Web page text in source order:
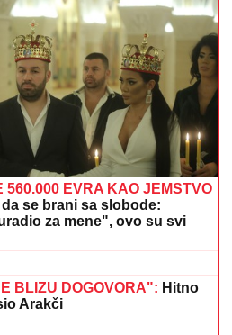
Ovako se Đanijev sin
niko ne gleda, Minja objavila
jedan detalj jasno otkriva u
POSETILA RODNO
NA KOSOVU Pokazala kuću u
a malo ko zna da je
radila kao NASTAVNICA:
plačem" (VIDEO)
DETONACIJA U
Rakovica se zatresla